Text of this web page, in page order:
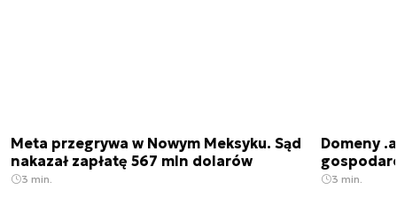
Meta przegrywa w Nowym Meksyku. Sąd
nakazał zapłatę 567 mln dolarów
3 min.
Domeny
3 min.